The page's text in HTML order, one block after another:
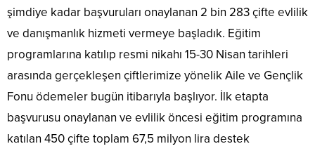
şimdiye kadar başvuruları onaylanan 2 bin 283 çifte evlilik
ve danışmanlık hizmeti vermeye başladık. Eğitim
programlarına katılıp resmi nikahı 15-30 Nisan tarihleri
arasında gerçekleşen çiftlerimize yönelik Aile ve Gençlik
Fonu ödemeler bugün itibarıyla başlıyor. İlk etapta
başvurusu onaylanan ve evlilik öncesi eğitim programına
katılan 450 çifte toplam 67,5 milyon lira destek